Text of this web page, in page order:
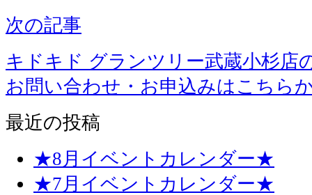
次の記事
キドキド グランツリー武蔵小杉店
お問い合わせ・お申込みはこちら
最近の投稿
★8月イベントカレンダー★
★7月イベントカレンダー★